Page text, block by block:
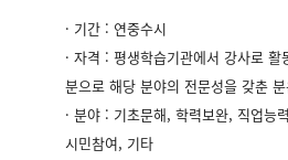
· 기간 : 연중수시
· 자격 : 평생학습기관에서 강사로
분으로 해당 분야의 전문성을 갖춘
· 분야 : 기초문해, 학력보완, 직업능
시민참여, 기타